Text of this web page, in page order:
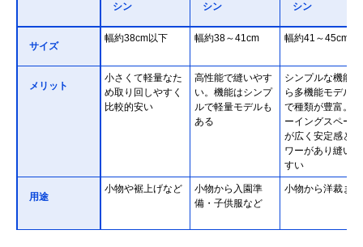
シン
シン
シン
サイズ
幅約38cm以下 幅約38～41cm 幅約41～45cm
メリット
小さくて軽量なた
め取り回しやすく
比較的安い
高性能で縫いやす
い。機能はシンプ
ルで軽量モデルも
ある
シンプルな機能か
ら多機能モデルま
で種類が豊富。ソ
ーイングスペース
が広く安定感とパ
ワーがあり縫いや
すい
用途
小物や裾上げなど
小物から入園準
備・子供服など
小物から洋裁まで